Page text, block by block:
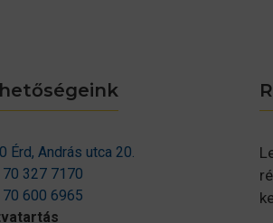
Érd, András utca 20.
327 7170
600 6965